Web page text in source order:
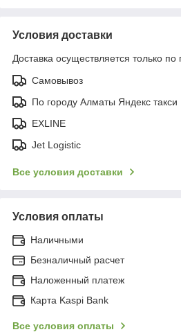
Условия доставки
Доставка осуществляется только по
Самовывоз
По городу Алматы Яндекс такси
EXLINE
Jet Logistic
Все условия доставки
Условия оплаты
Наличными
Безналичный расчет
Наложенный платеж
Карта Kaspi Bank
Все условия оплаты